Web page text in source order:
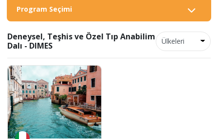
Program Seçimi
Deneysel, Teşhis ve Özel Tıp Anabilim
Dalı - DIMES